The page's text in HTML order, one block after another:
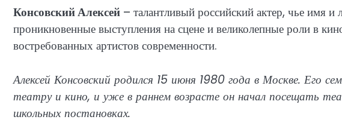
Консовский Алексей – талантливый российский актер, чье имя
проникновенные выступления на сцене и великолепные роли в
востребованных артистов современности.
Алексей Консовский родился 15 июня 1980 года в Москве. Его
театру и кино, и уже в раннем возрасте он начал посещать
школьных постановках.